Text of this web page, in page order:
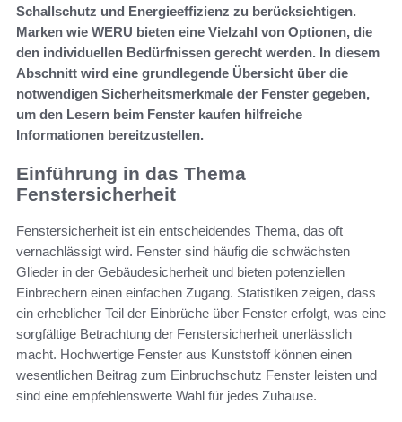
Schallschutz und Energieeffizienz zu berücksichtigen.
Marken wie WERU bieten eine Vielzahl von Optionen, die
den individuellen Bedürfnissen gerecht werden. In diesem
Abschnitt wird eine grundlegende Übersicht über die
notwendigen Sicherheitsmerkmale der Fenster gegeben,
um den Lesern beim Fenster kaufen hilfreiche
Informationen bereitzustellen.
Einführung in das Thema
Fenstersicherheit
Fenstersicherheit ist ein entscheidendes Thema, das oft
vernachlässigt wird. Fenster sind häufig die schwächsten
Glieder in der Gebäudesicherheit und bieten potenziellen
Einbrechern einen einfachen Zugang. Statistiken zeigen, dass
ein erheblicher Teil der Einbrüche über Fenster erfolgt, was eine
sorgfältige Betrachtung der Fenstersicherheit unerlässlich
macht. Hochwertige Fenster aus Kunststoff können einen
wesentlichen Beitrag zum Einbruchschutz Fenster leisten und
sind eine empfehlenswerte Wahl für jedes Zuhause.